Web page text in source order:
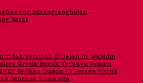
Gunung Burangranghujan
Barat
Tidak Senonoh di Jalan Dr Wahidin
Gresik Bekuk Terduga Pelaku
Berikan Diskon 75 Persen Untuk
Bencana Sumatera